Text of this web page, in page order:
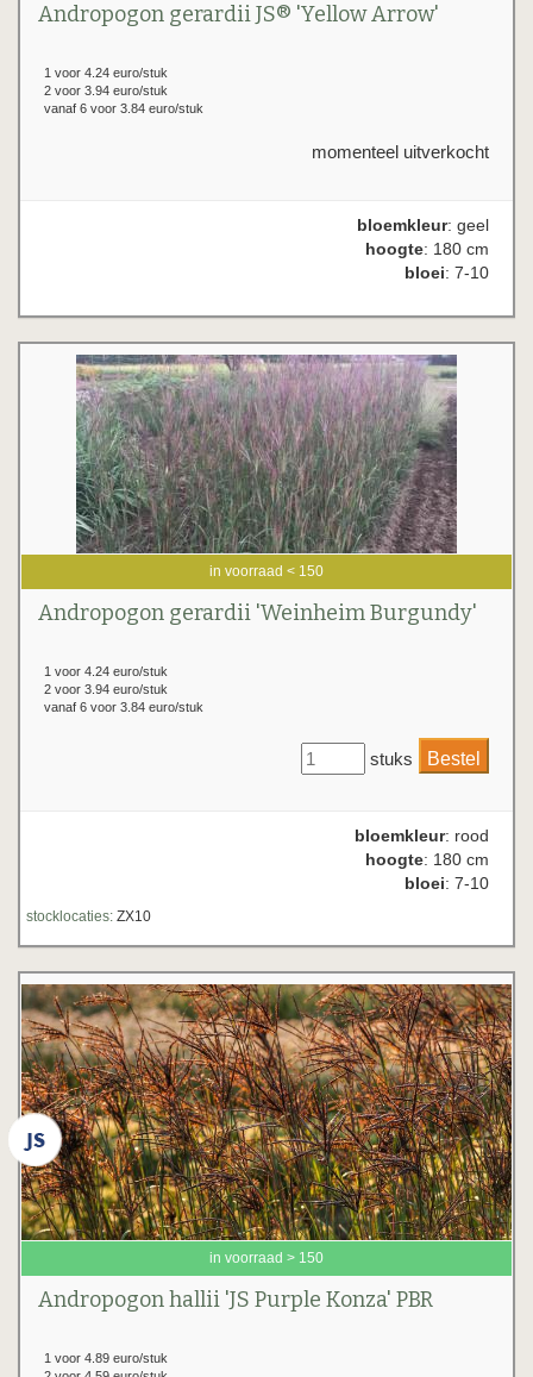
Andropogon gerardii JS® 'Yellow Arrow'
1 voor 4.24 euro/stuk
2 voor 3.94 euro/stuk
vanaf 6 voor 3.84 euro/stuk
momenteel uitverkocht
bloemkleur: geel
hoogte: 180 cm
bloei: 7-10
in voorraad < 150
Andropogon gerardii 'Weinheim Burgundy'
1 voor 4.24 euro/stuk
2 voor 3.94 euro/stuk
vanaf 6 voor 3.84 euro/stuk
stuks
bloemkleur: rood
hoogte: 180 cm
bloei: 7-10
stocklocaties: ZX10
in voorraad > 150
Andropogon hallii 'JS Purple Konza' PBR
1 voor 4.89 euro/stuk